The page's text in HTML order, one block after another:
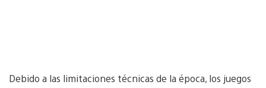
Debido a las limitaciones técnicas de la época, los juegos